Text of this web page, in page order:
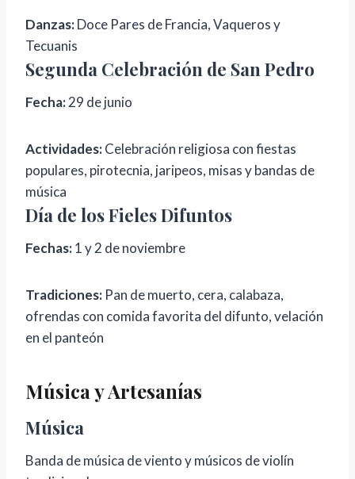
Danzas:Doce Pares de Francia, Vaqueros y
Tecuanis
Segunda Celebración de San Pedro
Fecha:29 de junio
Actividades:Celebración religiosa con fiestas
populares, pirotecnia, jaripeos, misas y bandas de
música
Día de los Fieles Difuntos
Fechas:1 y 2 de noviembre
Tradiciones: Pan de muerto, cera, calabaza,
ofrendas con comida favorita del difunto, velación
en el panteón
Música y Artesanías
Música
Banda de música de viento y músicos de violín